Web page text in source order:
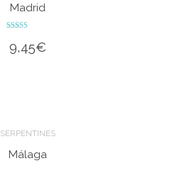
Madrid
5.00
de 5
9,45€
SERPENTINES
Málaga